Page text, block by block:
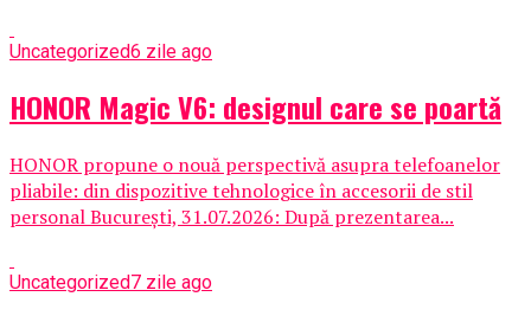
Uncategorized6 zile ago
HONOR Magic V6: designul care se poartă
HONOR propune o nouă perspectivă asupra telefoanelor
pliabile: din dispozitive tehnologice în accesorii de stil
personal București, 31.07.2026: După prezentarea...
Uncategorized7 zile ago